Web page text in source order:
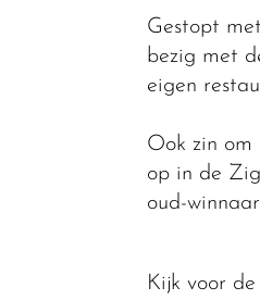
Gestopt
bezig met
eigen
Ook zin om
op in de
oud-
Kijk voor